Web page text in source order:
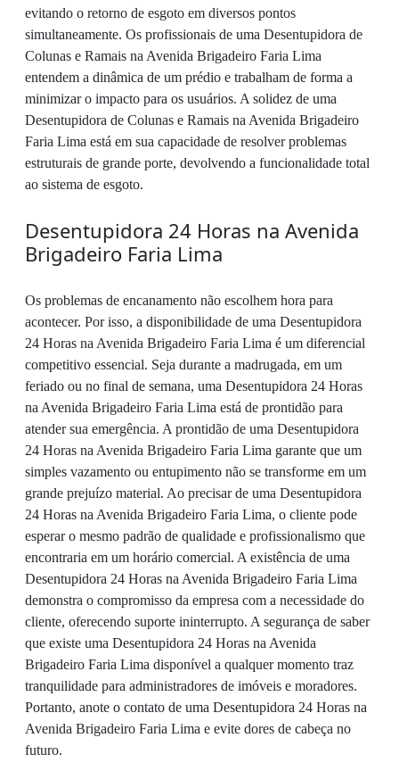
evitando o retorno de esgoto em diversos pontos
simultaneamente. Os profissionais de uma Desentupidora de
Colunas e Ramais na Avenida Brigadeiro Faria Lima
entendem a dinâmica de um prédio e trabalham de forma a
minimizar o impacto para os usuários. A solidez de uma
Desentupidora de Colunas e Ramais na Avenida Brigadeiro
Faria Lima está em sua capacidade de resolver problemas
estruturais de grande porte, devolvendo a funcionalidade total
ao sistema de esgoto.
Desentupidora 24 Horas na Avenida
Brigadeiro Faria Lima
Os problemas de encanamento não escolhem hora para
acontecer. Por isso, a disponibilidade de uma Desentupidora
24 Horas na Avenida Brigadeiro Faria Lima é um diferencial
competitivo essencial. Seja durante a madrugada, em um
feriado ou no final de semana, uma Desentupidora 24 Horas
na Avenida Brigadeiro Faria Lima está de prontidão para
atender sua emergência. A prontidão de uma Desentupidora
24 Horas na Avenida Brigadeiro Faria Lima garante que um
simples vazamento ou entupimento não se transforme em um
grande prejuízo material. Ao precisar de uma Desentupidora
24 Horas na Avenida Brigadeiro Faria Lima, o cliente pode
esperar o mesmo padrão de qualidade e profissionalismo que
encontraria em um horário comercial. A existência de uma
Desentupidora 24 Horas na Avenida Brigadeiro Faria Lima
demonstra o compromisso da empresa com a necessidade do
cliente, oferecendo suporte ininterrupto. A segurança de saber
que existe uma Desentupidora 24 Horas na Avenida
Brigadeiro Faria Lima disponível a qualquer momento traz
tranquilidade para administradores de imóveis e moradores.
Portanto, anote o contato de uma Desentupidora 24 Horas na
Avenida Brigadeiro Faria Lima e evite dores de cabeça no
futuro.